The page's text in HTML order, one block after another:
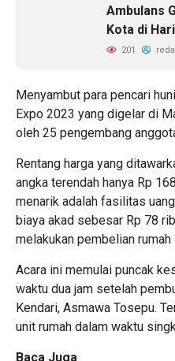
Ambulans
Kota di
201
Menyambut para pencari
Expo 2023 yang digelar di
oleh 25 pengembang
Rentang harga yang
angka terendah hanya Rp
menarik adalah fasilitas
biaya akad sebesar Rp 78
melakukan pembelian rumah
Acara ini memulai puncak
waktu dua jam setelah
Kendari, Asmawa Tosepu.
unit rumah dalam waktu
Baca Juga